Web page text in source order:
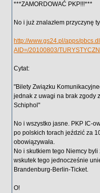
***ZAMORDOWAĆ PKP!!!***
No i już znalazłem przyczynę
http://www.gs24.pl/apps/
AID=/20100803/
Cytat:
"Bilety Związku
jednak z uwagi na brak zgody
Schiphol"
No i wszystko jasne. PKP IC-
po polskich torach jeździć za
obowiązywała.
No i skutkiem tego Niemcy
wskutek tego jednocześnie
Brandenburg-Berlin-Ticket.
O!